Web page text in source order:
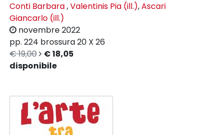
Conti Barbara,Valentinis Pia (ill.),Ascari
Giancarlo (ill.)
novembre 2022
pp. 224 brossura20 X 26
€ 19,00
€ 18,05
disponibile